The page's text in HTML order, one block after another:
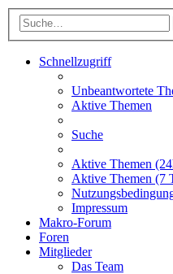
Schnellzugriff
Unbeantwortete
Aktive Themen
Suche
Aktive Themen
Aktive Themen (7
Impressum
Makro-Forum
Foren
Mitglieder
Das Team